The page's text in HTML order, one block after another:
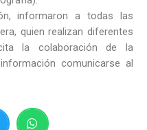
informaron a todas las
quien realizan diferentes
la colaboración de la
comunicarse al